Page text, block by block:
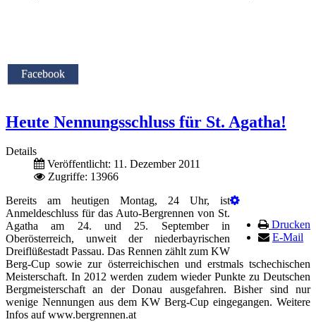
Facebook
Heute Nennungsschluss für St. Agatha!
Details
Veröffentlicht: 11. Dezember 2011
Zugriffe: 13966
Drucken
E-Mail
Bereits am heutigen Montag, 24 Uhr, ist
Anmeldeschluss für das Auto-Bergrennen von St.
Agatha am 24. und 25. September in
Oberösterreich, unweit der niederbayrischen
Dreiflüßestadt Passau. Das Rennen zählt zum KW
Berg-Cup sowie zur österreichischen und erstmals tschechischen
Meisterschaft. In 2012 werden zudem wieder Punkte zu Deutschen
Bergmeisterschaft an der Donau ausgefahren. Bisher sind nur
wenige Nennungen aus dem KW Berg-Cup eingegangen. Weitere
Infos auf www.bergrennen.at